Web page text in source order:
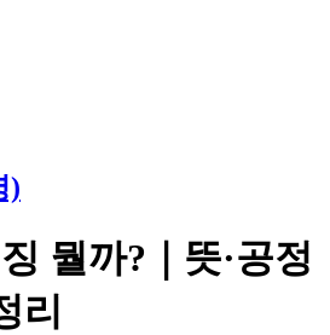
)
뭘까?｜뜻·공정
리